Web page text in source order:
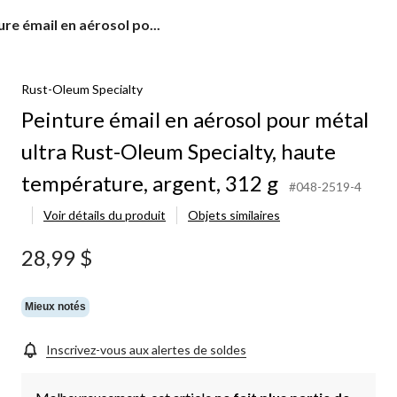
émail en aérosol po...
Rust-Oleum Specialty
Peinture émail en aérosol pour métal
ultra Rust-Oleum Specialty, haute
température, argent, 312 g
#048-2519-4
Voir détails du produit
Objets similaires
28,99 $
Mieux notés
Inscrivez-vous aux alertes de soldes